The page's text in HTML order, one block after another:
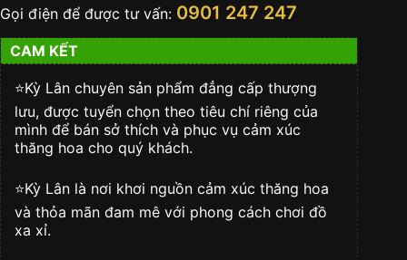
Khối
18k
Viên
Chủ
6Ly3
số
lượng
Gọi điện để được tư vấn: 0901 247 247
CAM KẾT
⭐️Kỳ Lân chuyên sản phẩm đẳng cấp thượng
lưu, được tuyển chọn theo tiêu chí riêng của
mình để bán sở thích và phục vụ cảm xúc
thăng hoa cho quý khách.
⭐️Kỳ Lân là nơi khơi nguồn cảm xúc thăng hoa
và thỏa mãn đam mê với phong cách chơi đồ
xa xỉ.